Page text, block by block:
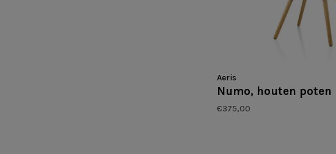
Aeris
Numo, houten poten
€375,00